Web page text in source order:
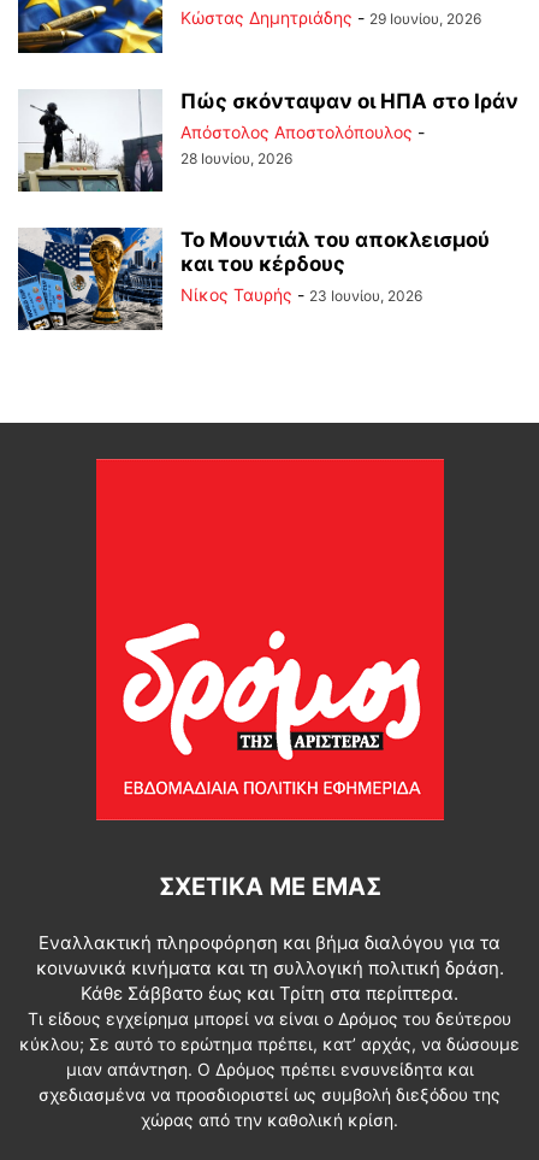
Kώστας Δημητριάδης - 29 Ιουνίου, 2026
Πώς σκόνταψαν οι ΗΠΑ στο Ιράν
Απόστολος Αποστολόπουλος -
28 Ιουνίου, 2026
Το Μουντιάλ του αποκλεισμού
και του κέρδους
Νίκος Ταυρής - 23 Ιουνίου, 2026
ΣΧΕΤΙΚΆ ΜΕ ΕΜΆΣ
Εναλλακτική πληροφόρηση και βήμα διαλόγου για τα
κοινωνικά κινήματα και τη συλλογική πολιτική δράση.
Κάθε Σάββατο έως και Τρίτη στα περίπτερα.
Τι είδους εγχείρημα μπορεί να είναι ο Δρόμος του δεύτερου
κύκλου; Σε αυτό το ερώτημα πρέπει, κατ’ αρχάς, να δώσουμε
μιαν απάντηση. Ο Δρόμος πρέπει ενσυνείδητα και
σχεδιασμένα να προσδιοριστεί ως συμβολή διεξόδου της
χώρας από την καθολική κρίση.